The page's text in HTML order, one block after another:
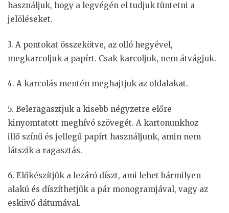
használjuk, hogy a legvégén el tudjuk tüntetni a
jelöléseket.
3. A pontokat összekötve, az olló hegyével,
megkarcoljuk a papírt. Csak karcoljuk, nem átvágjuk.
4. A karcolás mentén meghajtjuk az oldalakat.
5. Beleragasztjuk a kisebb négyzetre előre
kinyomtatott meghívó szövegét. A kartonunkhoz
illő színű és jellegű papírt használjunk, amin nem
látszik a ragasztás.
6. Előkészítjük a lezáró díszt, ami lehet bármilyen
alakú és díszíthetjük a pár monogramjával, vagy az
esküvő dátumával.